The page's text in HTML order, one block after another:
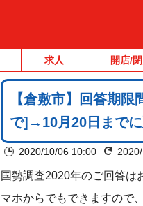
求人 開店/
【倉敷市】回答期
で]→10月20日まで
2020/10/06 10:00
国勢調査2020年のご回答は
マホからでもできますので